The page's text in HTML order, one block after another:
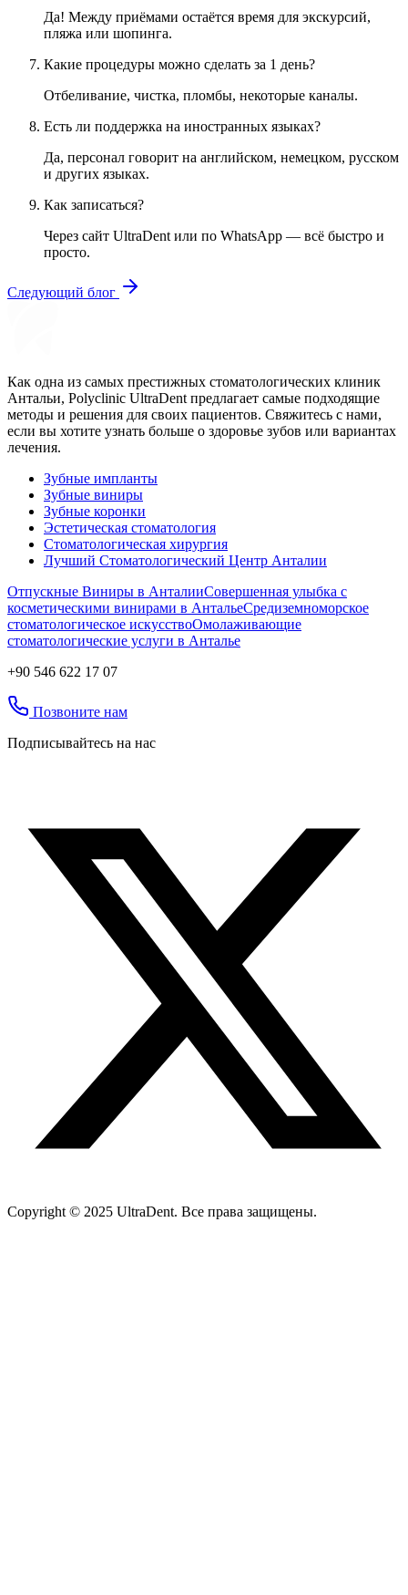
Да! Между приёмами остаётся время для экскурсий,
пляжа или шопинга.
Какие процедуры можно сделать за 1 день?
Отбеливание, чистка, пломбы, некоторые каналы.
Есть ли поддержка на иностранных языках?
Да, персонал говорит на английском, немецком, русском
и других языках.
Как записаться?
Через сайт UltraDent или по WhatsApp — всё быстро и
просто.
Следующий блог
Как одна из самых престижных стоматологических клиник
Антальи, Polyclinic UltraDent предлагает самые подходящие
методы и решения для своих пациентов. Свяжитесь с нами,
если вы хотите узнать больше о здоровье зубов или вариантах
лечения.
Зубные импланты
Зубные виниры
Зубные коронки
Эстетическая стоматология
Стоматологическая хирургия
Лучший Стоматологический Центр Анталии
Отпускные Виниры в АнталииСовершенная улыбка с
косметическими винирами в АнтальеСредиземноморское
стоматологическое искусствоОмолаживающие
стоматологические услуги в Анталье
+90 546 622 17 07
Позвоните нам
Подписывайтесь на нас
Copyright © 2025 UltraDent. Все права защищены.